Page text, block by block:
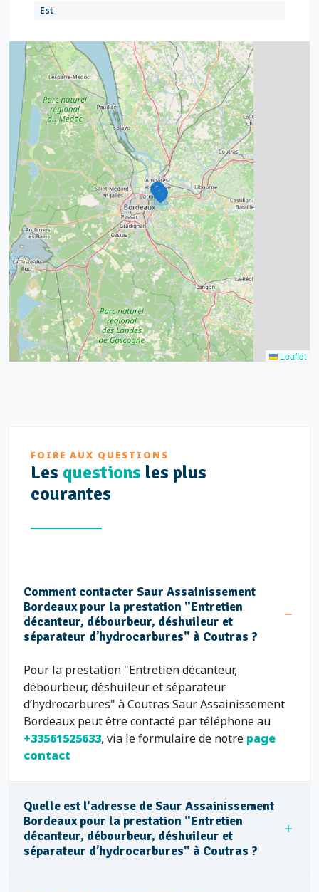
Est
3
2
2
4
32
2
11
11
Leaflet
FOIRE AUX QUESTIONS
Les questions les plus
courantes
Comment contacter Saur Assainissement
Bordeaux pour la prestation "Entretien
décanteur, débourbeur, déshuileur et
séparateur d’hydrocarbures" à Coutras ?
Pour la prestation "Entretien décanteur,
débourbeur, déshuileur et séparateur
d’hydrocarbures" à Coutras Saur Assainissement
Bordeaux peut être contacté par téléphone au
+33561525633, via le formulaire de notre page
contact
Quelle est l'adresse de Saur Assainissement
Bordeaux pour la prestation "Entretien
décanteur, débourbeur, déshuileur et
séparateur d’hydrocarbures" à Coutras ?